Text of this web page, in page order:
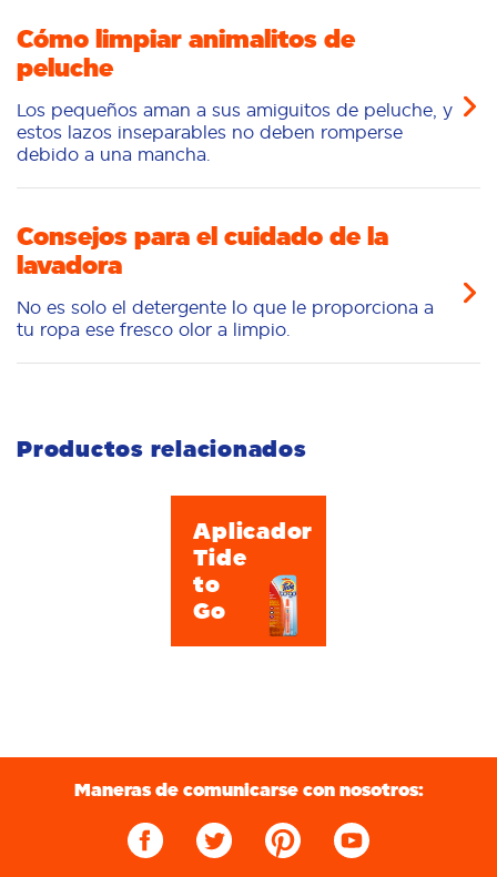
Cómo limpiar animalitos de
peluche
Los pequeños aman a sus amiguitos de peluche, y
estos lazos inseparables no deben romperse
debido a una mancha.
Consejos para el cuidado de la
lavadora
No es solo el detergente lo que le proporciona a
tu ropa ese fresco olor a limpio.
Productos relacionados
Aplicador
Tide
to
Go
Maneras de comunicarse con nosotros: